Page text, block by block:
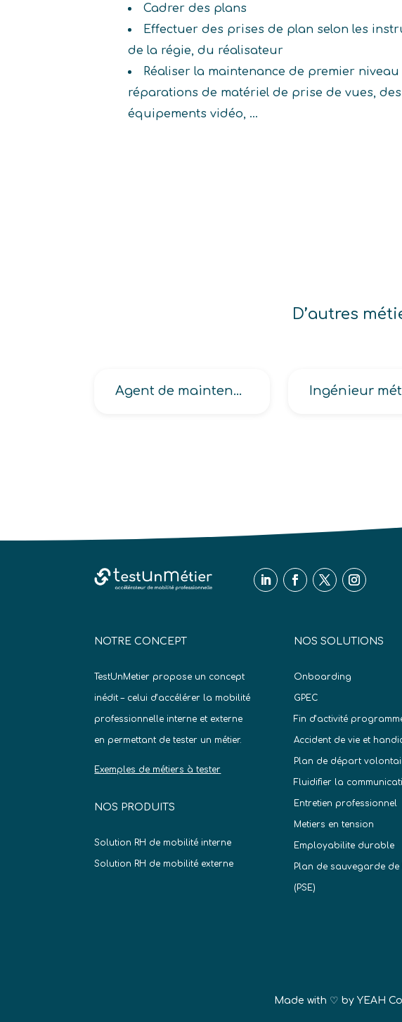
Cadrer des plans
Effectuer des prises de plan selon les
de la régie, du réalisateur
Réaliser la maintenance de premier niveau
réparations de matériel de prise de vues, des
équipements vidéo, ...
D’autres
Agent de maintenance en électronique
NOTRE CONCEPT
TestUnMetier propose un concept
inédit – celui d’accélérer la mobilité
professionnelle interne et externe
en permettant de tester un métier.
Exemples de métiers à tester
NOS PRODUITS
Solution RH de mobilité interne
Solution RH de mobilité externe
NOS SOLUTIONS
Onboarding
GPEC
Fin d’activité
Accident de vie et
Plan de départ
Fluidifier la
Entretien professionnel
Metiers en tension
Employabilite durable
Plan de sauvegarde de
(PSE)
Made with ♡ by YEAH